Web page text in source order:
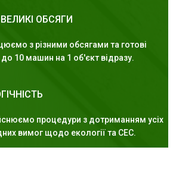
ВЕЛИКІ ОБСЯГИ
з різними обсягами та готові
10 машин на 1 об'єкт відразу.
процедури з дотриманням усіх
вимог щодо екології та СЕС.